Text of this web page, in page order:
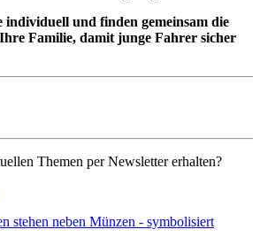
individuell und finden gemeinsam die
Familie, damit junge Fahrer sicher
Themen per Newsletter erhalten?